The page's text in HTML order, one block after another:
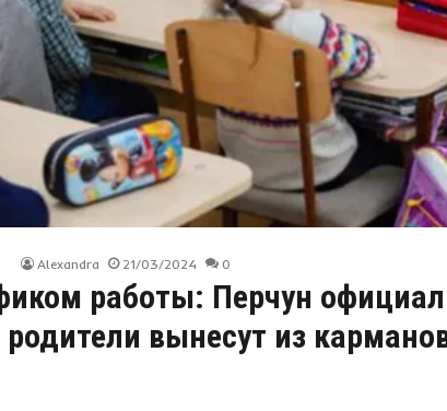
Alexandra 21/03/2024 0
работы: Перчун
родители вынесут из